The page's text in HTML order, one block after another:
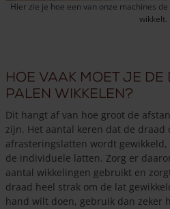
Hier zie je hoe een van onze machines
wikkelt.
Hoe vaak moet je de
palen wikkelen?
Dit hangt af van hoe groot de
zijn. Het aantal keren dat de draad
afrasteringslatten wordt
de individuele latten. Zorg er
aantal wikkelingen gebruikt en
draad heel strak om de lat
hand wilt doen, gebruik dan zeker